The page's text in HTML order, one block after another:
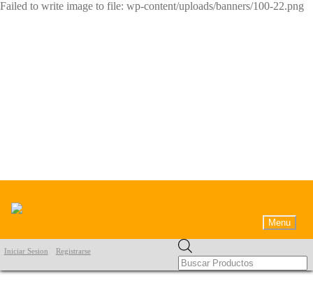
Failed to write image to file: wp-content/uploads/banners/100-22.png
Menu
search
Iniciar Sesion Registrarse